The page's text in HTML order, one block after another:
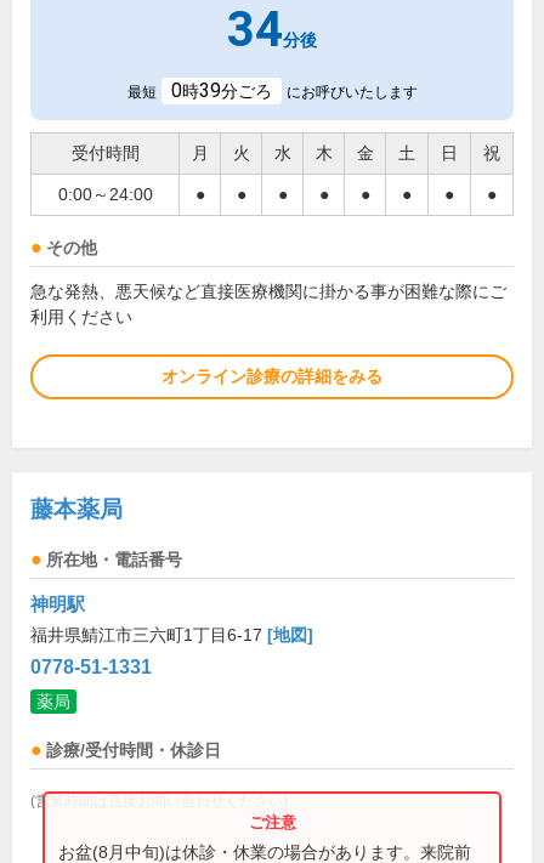
34分後
最短 0時39分ごろ にお呼びいたします
受付時間 月 火 水 木 金 土 日 祝
0:00～24:00 ● ● ● ● ● ● ● ●
その他
急な発熱、悪天候など直接医療機関に掛かる事が困難な際にご
利用ください
オンライン診療の詳細をみる
藤本薬局
所在地・電話番号
神明駅
福井県鯖江市三六町1丁目6-17 [地図]
0778-51-1331
薬局
診療/受付時間・休診日
(営業時間は直接お問い合わせください)
お盆(8月中旬)は休診・休業の場合があります。来院前